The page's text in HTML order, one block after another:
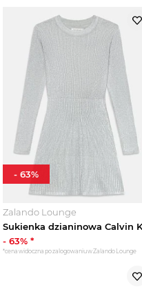
Zalando Lounge
-63% *
*cena widoczna po zalogowaniu w Zalando Lounge
-63%